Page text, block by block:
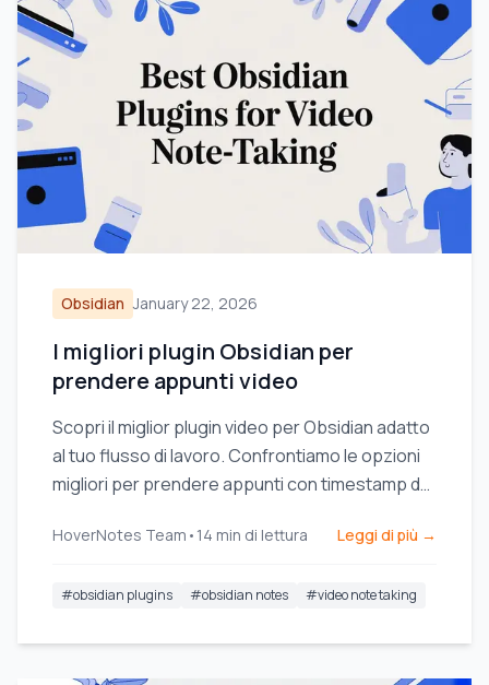
Obsidian January 22, 2026
I migliori plugin Obsidian per
prendere appunti video
Scopri il miglior plugin video per Obsidian adatto
al tuo flusso di lavoro. Confrontiamo le opzioni
migliori per prendere appunti con timestamp dai
HoverNotes Team • 14 min di lettura Leggi di più →
#obsidian plugins #obsidian notes #video note taking